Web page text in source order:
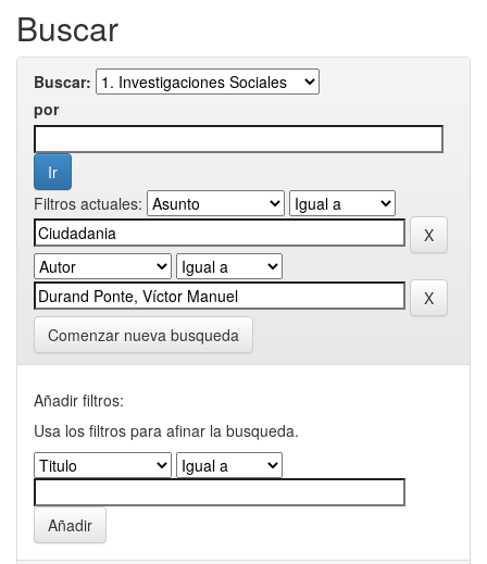
Buscar
Buscar:
por
Filtros actuales:
Comenzar nueva busqueda
Añadir filtros:
Usa los filtros para afinar la busqueda.